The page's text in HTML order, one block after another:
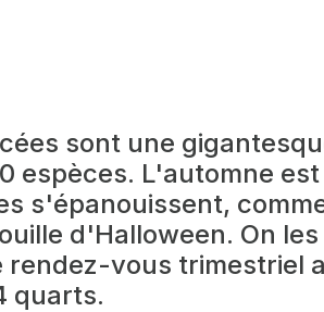
sont une
espèces. L'automne
s'épanouissent,
d'Halloween. On
rendez-vous trimestriel
quarts.